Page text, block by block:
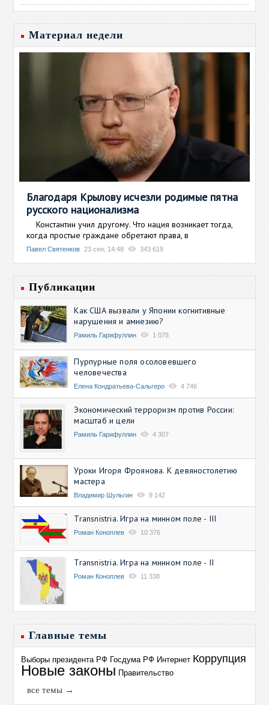
Материал недели
Благодаря Крылову исчезли родимые пятна
русского национализма
Константин учил другому. Что нация возникает тогда,
когда простые граждане обретают права, в
Павел Святенков 23 сен, 14:48 343 619
Публикации
Как США вызвали у Японии когнитивные
нарушения и амнезию?
Рамиль Гарифуллин 1 075
Пурпурные поля осоловевшего
человечества
Елена Кондратьева-Сальгеро 4 746
Экономический терроризм против России:
масштаб и цели
Рамиль Гарифуллин 4 307
Уроки Игоря Фроянова. К девяностолетию
мастера
Владимир Шульгин 9 142
Transnistria. Игра на минном поле - III
Роман Коноплев 10 376
Transnistria. Игра на минном поле - II
Роман Коноплев 11 338
Главные темы
Выборы президента РФ Госдума РФ Интернет Коррупция
Новые законы Правительство
все темы →